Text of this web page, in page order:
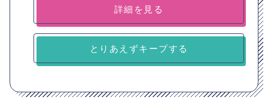
詳細を見る
とりあえずキープする